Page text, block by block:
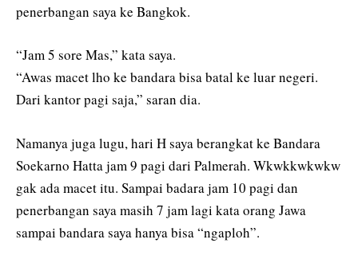
penerbangan saya ke Bangkok.
“Jam 5 sore Mas,” kata saya.
“Awas macet lho ke bandara bisa batal ke luar negeri.
Dari kantor pagi saja,” saran dia.
Namanya juga lugu, hari H saya berangkat ke Bandara
Soekarno Hatta jam 9 pagi dari Palmerah. Wkwkkwkwkw
gak ada macet itu. Sampai badara jam 10 pagi dan
penerbangan saya masih 7 jam lagi kata orang Jawa
sampai bandara saya hanya bisa “ngaploh”.